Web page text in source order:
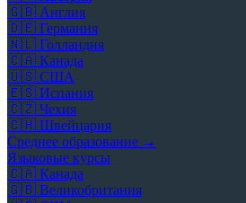
🇬🇧 Англия
🇩🇪 Германия
🇳🇱 Голландия
🇨🇦 Канада
🇺🇸 США
🇪🇸 Испания
🇨🇿 Чехия
🇨🇭 Швейцария
Среднее образование →
Языковые курсы
🇨🇦 Канада
🇬🇧 Великобритания